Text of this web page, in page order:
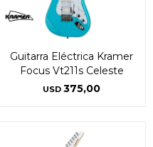
Guitarra Eléctrica Kramer
Focus Vt211s Celeste
USD 375,00